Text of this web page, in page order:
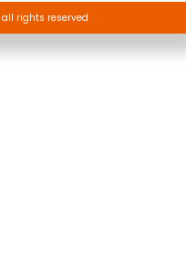
all rights reserved